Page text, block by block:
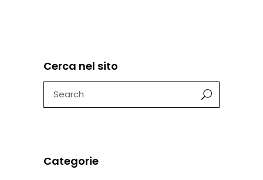
Cerca nel sito
Categorie